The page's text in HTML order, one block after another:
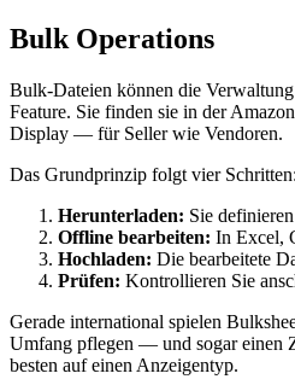
Bulk Operations
Bulk-Dateien können die
Feature. Sie finden sie in der
Display — für Seller wie Vendoren.
Das Grundprinzip folgt vier Schritten:
Herunterladen: Sie
Offline bearbeiten: In Excel,
Hochladen: Die bearbeitete
Prüfen: Kontrollieren Sie
Gerade international spielen
Umfang pflegen — und sogar einen
besten auf einen Anzeigentyp.